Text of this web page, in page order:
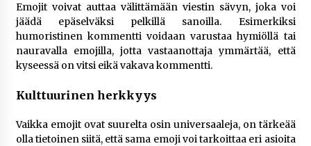
Emojit voivat auttaa välittämään viestin sävyn, joka voi
jäädä epäselväksi pelkillä sanoilla. Esimerkiksi
humoristinen kommentti voidaan varustaa hymiöllä tai
nauravalla emojilla, jotta vastaanottaja ymmärtää, että
kyseessä on vitsi eikä vakava kommentti.
Kulttuurinen herkkyys
Vaikka emojit ovat suurelta osin universaaleja, on tärkeää
olla tietoinen siitä, että sama emoji voi tarkoittaa eri asioita